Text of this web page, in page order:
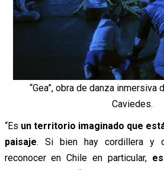
“Gea”, obra de danza inmersiva
Caviedes.
“Es un territorio imaginado que
paisaje. Si bien hay cordillera y
reconocer en Chile en particular,